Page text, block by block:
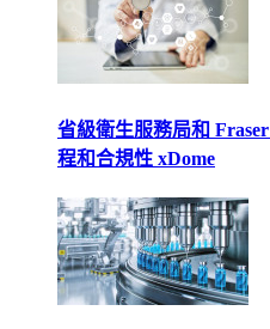
省級衛生服務局和
程和合規性 xDome